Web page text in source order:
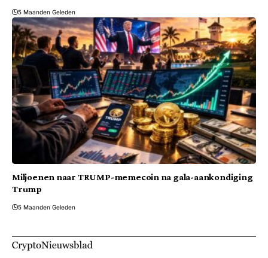
5 Maanden Geleden
Miljoenen naar TRUMP-memecoin na gala-aankondiging
Trump
5 Maanden Geleden